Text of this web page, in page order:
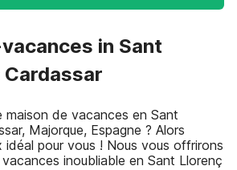
in Sant
maison de vacances en Sant
Majorque, Espagne ? Alors
idéal pour vous ! Nous vous offrirons
inoubliable en Sant Llorenç